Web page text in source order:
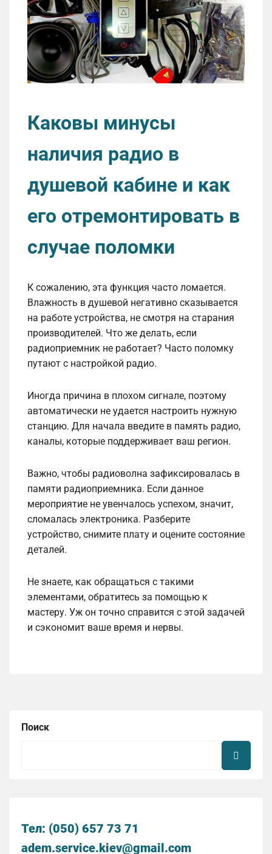
Каковы минусы
наличия радио в
душевой кабине и как
его отремонтировать в
случае поломки
К сожалению, эта функция часто ломается.
Влажность в душевой негативно сказывается
на работе устройства, не смотря на старания
производителей. Что же делать, если
радиоприемник не работает? Часто поломку
путают с настройкой радио.
Иногда причина в плохом сигнале, поэтому
автоматически не удается настроить нужную
станцию. Для начала введите в память радио,
каналы, которые поддерживает ваш регион.
Важно, чтобы радиоволна зафиксировалась в
памяти радиоприемника. Если данное
мероприятие не увенчалось успехом, значит,
сломалась электроника. Разберите
устройство, снимите плату и оцените состояние
деталей.
Не знаете, как обращаться с такими
элементами, обратитесь за помощью к
мастеру. Уж он точно справится с этой задачей
и сэкономит ваше время и нервы.
Поиск
Тел: (050) 657 73 71
adem.service.kiev@gmail.com